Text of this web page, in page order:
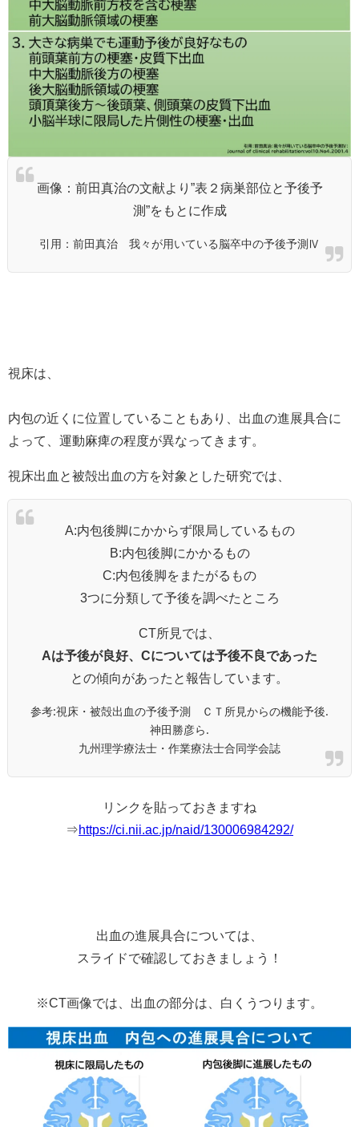
画像：前田真治の文献より”表２病巣部位と予後予
測”をもとに作成
引用：前田真治 我々が用いている脳卒中の予後予測Ⅳ
視床は、
内包の近くに位置していることもあり、出血の進展具合に
よって、運動麻痺の程度が異なってきます。
視床出血と被殻出血の方を対象とした研究では、
A:内包後脚にかからず限局しているもの
B:内包後脚にかかるもの
C:内包後脚をまたがるもの
3つに分類して予後を調べたところ
CT所見では、
Aは予後が良好、Cについては予後不良であった
との傾向があったと報告しています。
参考:視床・被殻出血の予後予測 ＣＴ所見からの機能予後.
神田勝彦ら.
九州理学療法士・作業療法士合同学会誌
リンクを貼っておきますね
⇒https://ci.nii.ac.jp/naid/130006984292/
出血の進展具合については、
スライドで確認しておきましょう！
※CT画像では、出血の部分は、白くうつります。